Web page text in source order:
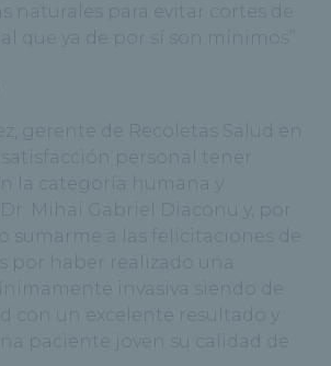
naturales para evitar cortes de
que ya de por sí son mínimos”.
gerente de Recoletas Salud en
satisfacción personal tener
la categoría humana y
Mihai Gabriel Diaconu y, por
sumarme a las felicitaciones de
por haber realizado una
invasiva siendo de
con un excelente resultado y
paciente joven su calidad de